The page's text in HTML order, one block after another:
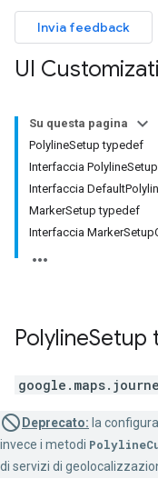
Invia feedback
UI
Su questa pagina
PolylineSetup typedef
Interfaccia
Interfaccia
MarkerSetup typedef
Interfaccia
PolylineSetup
Deprecato: la
invece i metodi
di servizi di